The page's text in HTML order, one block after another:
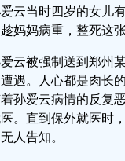
云当时四岁的女儿
趁妈妈病重，整死
云被强制送到郑州
遇。人心都是肉长
孙爱云病情的反复
。直到保外就医时
无人告知。